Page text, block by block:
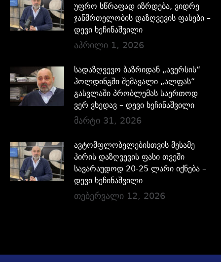
უფრო სწრაფად იზრდება, ვიდრე
ჯანმრთელობის დაზღვევის ფასები –
დევი ხეჩინაშვილი
აპრილი 1, 2026
სადაზღვევო ბაზრიდან „ავერსის“
ჰოლდინგში შემავალი „ალფას“
გასვლაში პრობლემას საერთოდ
ვერ ვხედავ – დევი ხეჩინაშვილი
მარტი 31, 2026
ავტომფლობელებისთვის მესამე
პირის დაზღვევის ფასი თვეში
სავარაუდოდ 20-25 ლარი იქნება –
დევი ხეჩინაშვილი
თებერვალი 12, 2026